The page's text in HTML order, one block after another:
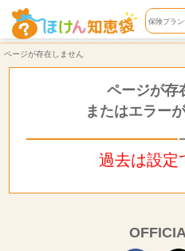
ページが存在しません | ほけん知恵袋
保険プラ
ページが存在しません
ページが存
またはエラー
過去は設定